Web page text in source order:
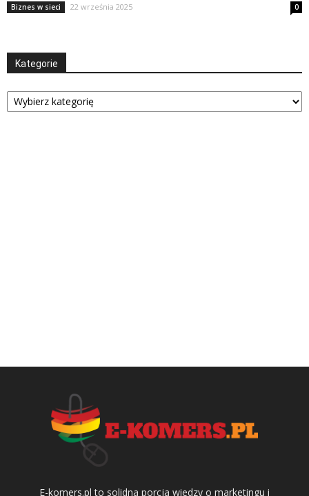
Biznes w sieci 22 września 2025 0
Kategorie
Kategorie
E-komers.pl to solidna porcja wiedzy o marketingu i